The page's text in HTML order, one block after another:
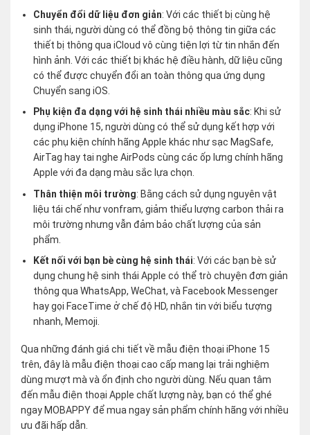
Chuyển đổi dữ liệu đơn giản: Với các thiết bị cùng hệ
sinh thái, người dùng có thể đồng bộ thông tin giữa các
thiết bị thông qua iCloud vô cùng tiện lợi từ tin nhắn đến
hình ảnh. Với các thiết bị khác hệ điều hành, dữ liệu cũng
có thể được chuyển đổi an toàn thông qua ứng dụng
Chuyển sang iOS.
Phụ kiện đa dạng với hệ sinh thái nhiều màu sắc: Khi sử
dụng iPhone 15, người dùng có thể sử dụng kết hợp với
các phụ kiện chính hãng Apple khác như sạc MagSafe,
AirTag hay tai nghe AirPods cùng các ốp lưng chính hãng
Apple với đa dạng màu sắc lựa chọn.
Thân thiện môi trường: Bằng cách sử dụng nguyên vật
liệu tái chế như vonfram, giảm thiểu lượng carbon thải ra
môi trường nhưng vẫn đảm bảo chất lượng của sản
phẩm.
Kết nối với bạn bè cùng hệ sinh thái: Với các bạn bè sử
dụng chung hệ sinh thái Apple có thể trò chuyện đơn giản
thông qua WhatsApp, WeChat, và Facebook Messenger
hay gọi FaceTime ở chế độ HD, nhắn tin với biểu tượng
nhanh, Memoji.
Qua những đánh giá chi tiết về mẫu điện thoại iPhone 15
trên, đây là mẫu điện thoại cao cấp mang lại trải nghiệm
dùng mượt mà và ổn định cho người dùng. Nếu quan tâm
đến mẫu điện thoại Apple chất lượng này, bạn có thể ghé
ngay MOBAPPY để mua ngay sản phẩm chính hãng với nhiều
ưu đãi hấp dẫn.